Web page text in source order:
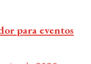
para eventos